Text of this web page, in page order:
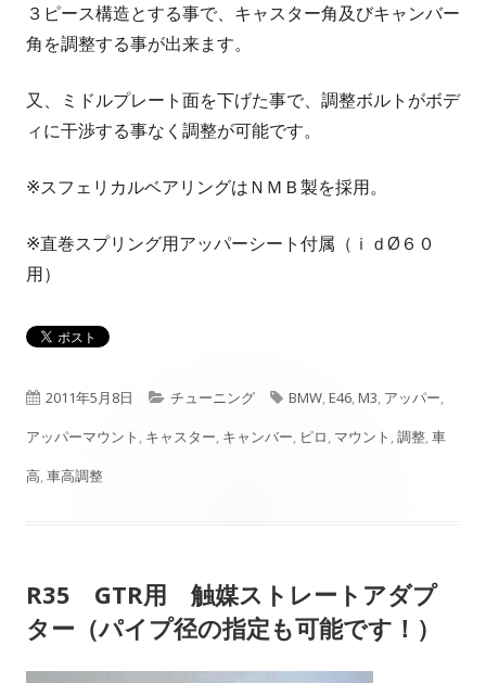
３ピース構造とする事で、キャスター角及びキャンバー
角を調整する事が出来ます。
又、ミドルプレート面を下げた事で、調整ボルトがボデ
ィに干渉する事なく調整が可能です。
※スフェリカルベアリングはＮＭＢ製を採用。
※直巻スプリング用アッパーシート付属（ｉｄØ６０
用）
公
開
日
2011年5月8日
カ
テ
チューニング
タ
グ
BMW,E46,M3, アッパー,
アッパーマウント , キャスター, キャンバー, ピロ, マウント ,調整,車
高,車高調整
R35 GTR用 触媒ストレートアダプ
ター（パイプ径の指定も可能です！）